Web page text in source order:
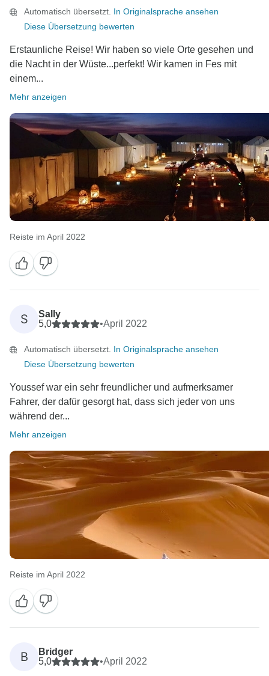
Automatisch übersetzt. In Originalsprache ansehen
Diese Übersetzung bewerten
Erstaunliche Reise! Wir haben so viele Orte gesehen und
die Nacht in der Wüste...perfekt! Wir kamen in Fes mit
einem...
Mehr anzeigen
Reiste im April 2022
S
Sally
5,0
•April 2022
Automatisch übersetzt. In Originalsprache ansehen
Diese Übersetzung bewerten
Youssef war ein sehr freundlicher und aufmerksamer
Fahrer, der dafür gesorgt hat, dass sich jeder von uns
während der...
Mehr anzeigen
Reiste im April 2022
B
Bridger
5,0
•April 2022